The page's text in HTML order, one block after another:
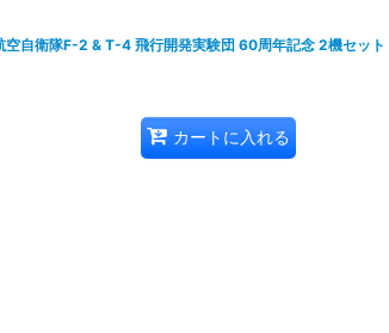
空自衛隊F-2 & T-4 飛行開発実験団 60周年記念 2機セット
カートに入れる